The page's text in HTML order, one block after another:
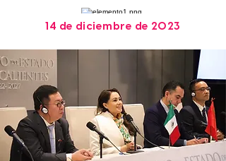
14 de diciembre de 2023